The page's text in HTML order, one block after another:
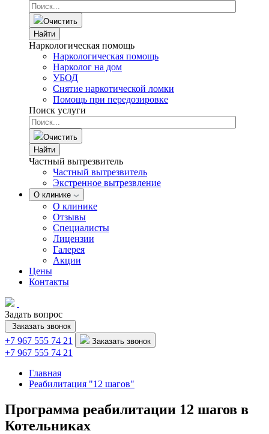
Очистить
Найти
Наркологическая помощь
Наркологическая помощь
Нарколог на дом
УБОД
Снятие наркотической ломки
Помощь при передозировке
Поиск услуги
Очистить
Найти
Частный вытрезвитель
Частный вытрезвитель
Экстренное вытрезвление
О клинике
О клинике
Отзывы
Специалисты
Лицензии
Галерея
Акции
Цены
Контакты
Задать вопрос
Заказать звонок
+7 967 555 74 21 Заказать звонок
+7 967 555 74 21
Главная
Реабилитация "12 шагов"
Программа реабилитации 12 шагов в
Котельниках